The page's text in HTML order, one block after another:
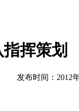
挥策划
发布时间：2012